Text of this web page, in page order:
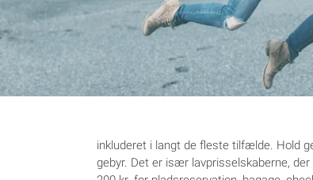
inkluderet i langt de fleste tilfælde. Hold
gebyr. Det er især lavprisselskaberne,